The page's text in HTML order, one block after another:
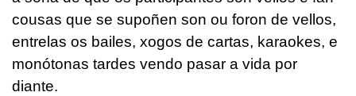
cousas que se supoñen son ou foron de vellos,
entrelas os bailes, xogos de cartas, karaokes, e
monótonas tardes vendo pasar a vida por
diante.